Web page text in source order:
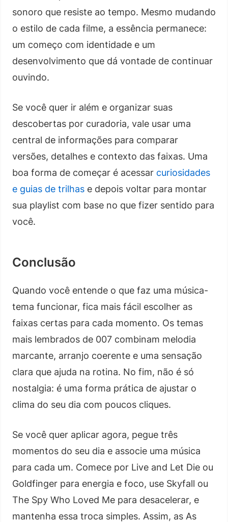
sonoro que resiste ao tempo. Mesmo mudando
o estilo de cada filme, a essência permanece:
um começo com identidade e um
desenvolvimento que dá vontade de continuar
ouvindo.
Se você quer ir além e organizar suas
descobertas por curadoria, vale usar uma
central de informações para comparar
versões, detalhes e contexto das faixas. Uma
boa forma de começar é acessar curiosidades
e guias de trilhas e depois voltar para montar
sua playlist com base no que fizer sentido para
você.
Conclusão
Quando você entende o que faz uma música-
tema funcionar, fica mais fácil escolher as
faixas certas para cada momento. Os temas
mais lembrados de 007 combinam melodia
marcante, arranjo coerente e uma sensação
clara que ajuda na rotina. No fim, não é só
nostalgia: é uma forma prática de ajustar o
clima do seu dia com poucos cliques.
Se você quer aplicar agora, pegue três
momentos do seu dia e associe uma música
para cada um. Comece por Live and Let Die ou
Goldfinger para energia e foco, use Skyfall ou
The Spy Who Loved Me para desacelerar, e
mantenha essa troca simples. Assim, as As